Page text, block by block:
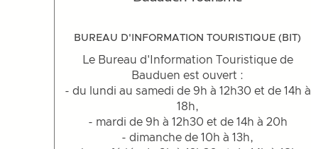
BUREAU D'INFORMATION TOURISTIQUE (BIT)
Le Bureau d'Information Touristique de
Bauduen est ouvert :
- du lundi au samedi de 9h à 12h30 et de 14h à
18h,
- mardi de 9h à 12h30 et de 14h à 20h
- dimanche de 10h à 13h,